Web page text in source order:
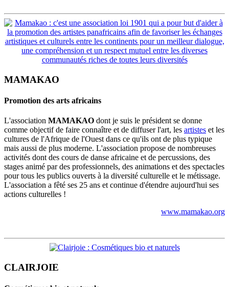
MAMAKAO
Promotion des arts africains
L'association MAMAKAO dont je suis le président se donne
comme objectif de faire connaître et de diffuser l'art, les artistes et les
cultures de l'Afrique de l'Ouest dans ce qu'ils ont de plus typique
mais aussi de plus moderne. L'association propose de nombreuses
activités dont des cours de danse africaine et de percussions, des
stages animé par des professionnels, des animations et des spectacles
pour tous les publics ouverts à la diversité culturelle et le métissage.
L'association a fêté ses 25 ans et continue d'étendre aujourd'hui ses
actions culturelles !
www.mamakao.org
CLAIRJOIE